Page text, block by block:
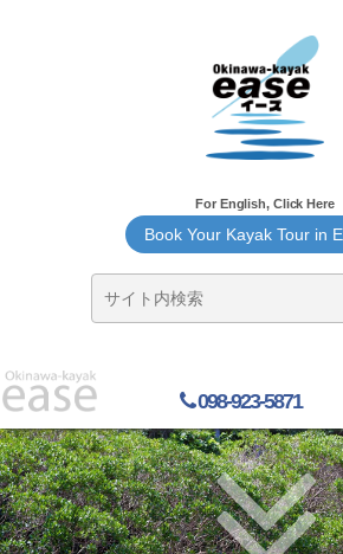
For English, Click Here
Book Your Kayak Tour in
098-923-5871